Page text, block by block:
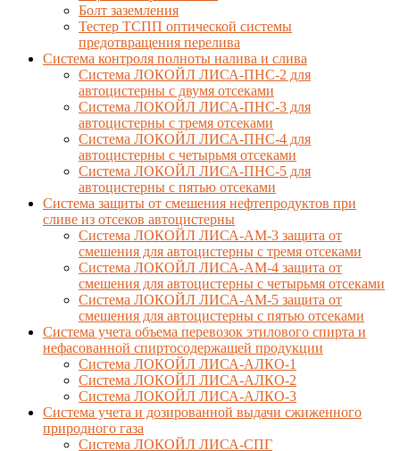
Болт заземления
Тестер ТСПП оптической системы
предотвращения перелива
Cистема контроля полноты налива и слива
Система ЛОКОЙЛ ЛИСА-ПНС-2 для
автоцистерны с двумя отсеками
Система ЛОКОЙЛ ЛИСА-ПНС-3 для
автоцистерны с тремя отсеками
Система ЛОКОЙЛ ЛИСА-ПНС-4 для
автоцистерны с четырьмя отсеками
Система ЛОКОЙЛ ЛИСА-ПНС-5 для
автоцистерны с пятью отсеками
Система защиты от смешения нефтепродуктов при
сливе из отсеков автоцистерны
Система ЛОКОЙЛ ЛИСА-AM-3 защита от
смешения для автоцистерны с тремя отсеками
Система ЛОКОЙЛ ЛИСА-AM-4 защита от
смешения для автоцистерны с четырьмя отсеками
Система ЛОКОЙЛ ЛИСА-AM-5 защита от
смешения для автоцистерны с пятью отсеками
Система учета объема перевозок этилового спирта и
нефасованной спиртосодержащей продукции
Система ЛОКОЙЛ ЛИСА-AЛКО-1
Система ЛОКОЙЛ ЛИСА-АЛКО-2
Система ЛОКОЙЛ ЛИСА-АЛКО-3
Система учета и дозированной выдачи сжиженного
природного газа
Система ЛОКОЙЛ ЛИСА-СПГ